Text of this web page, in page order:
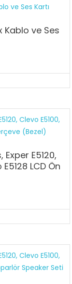
Kablo ve Ses
Exper E5120,
LCD Ön